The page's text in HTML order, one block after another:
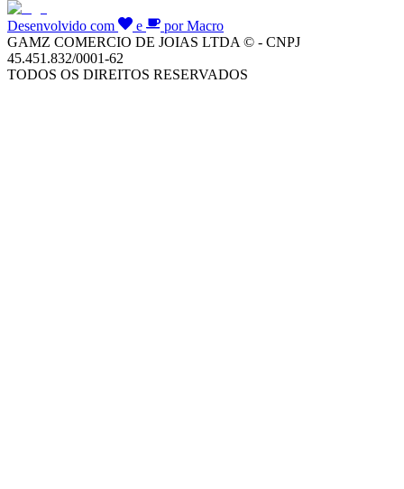
Desenvolvido com e
por Macro
GAMZ COMERCIO DE JOIAS LTDA © - CNPJ
45.451.832/0001-62
TODOS OS DIREITOS RESERVADOS